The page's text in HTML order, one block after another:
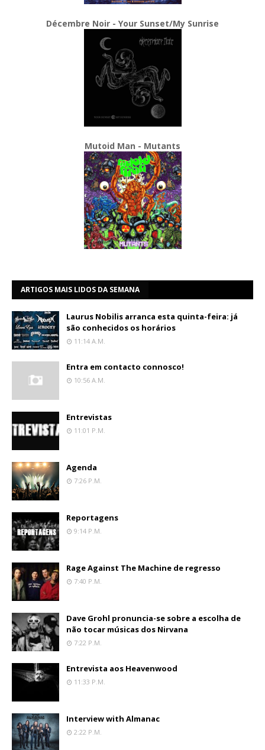
Décembre Noir - Your Sunset/My Sunrise
Mutoid Man - Mutants
ARTIGOS MAIS LIDOS DA SEMANA
Laurus Nobilis arranca esta quinta-feira: já
são conhecidos os horários
11:14 A.m.
Entra em contacto connosco!
10:56 A.m.
Entrevistas
11:01 P.m.
Agenda
7:26 P.m.
Reportagens
9:14 P.m.
Rage Against The Machine de regresso
7:40 P.m.
Dave Grohl pronuncia-se sobre a escolha de
não tocar músicas dos Nirvana
7:22 P.m.
Entrevista aos Heavenwood
11:33 P.m.
Interview with Almanac
2:22 P.m.